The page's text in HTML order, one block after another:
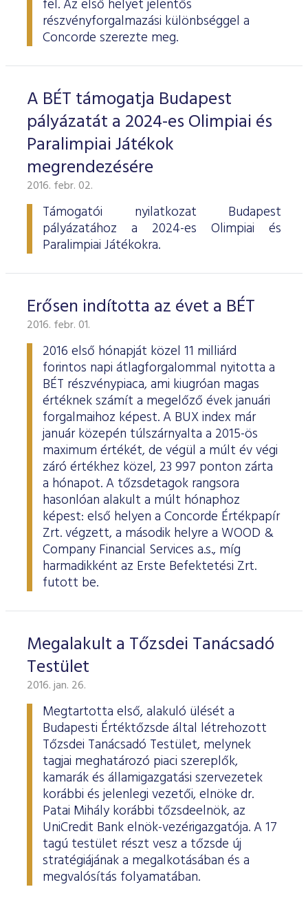
ESG Útmutató
fel. Az első helyet jelentős
részvényforgalmazási különbséggel a
Concorde szerezte meg.
A BÉT támogatja Budapest
pályázatát a 2024-es Olimpiai és
Paralimpiai Játékok
megrendezésére
2016. febr. 02.
Támogatói nyilatkozat Budapest
pályázatához a 2024-es Olimpiai és
Paralimpiai Játékokra.
Erősen indította az évet a BÉT
2016. febr. 01.
2016 első hónapját közel 11 milliárd
forintos napi átlagforgalommal nyitotta a
BÉT részvénypiaca, ami kiugróan magas
értéknek számít a megelőző évek januári
forgalmaihoz képest. A BUX index már
január közepén túlszárnyalta a 2015-ös
maximum értékét, de végül a múlt év végi
záró értékhez közel, 23 997 ponton zárta
a hónapot. A tőzsdetagok rangsora
hasonlóan alakult a múlt hónaphoz
képest: első helyen a Concorde Értékpapír
Zrt. végzett, a második helyre a WOOD &
Company Financial Services a.s., míg
harmadikként az Erste Befektetési Zrt.
futott be.
Megalakult a Tőzsdei Tanácsadó
Testület
2016. jan. 26.
Megtartotta első, alakuló ülését a
Budapesti Értéktőzsde által létrehozott
Tőzsdei Tanácsadó Testület, melynek
tagjai meghatározó piaci szereplők,
kamarák és államigazgatási szervezetek
korábbi és jelenlegi vezetői, elnöke dr.
Patai Mihály korábbi tőzsdeelnök, az
UniCredit Bank elnök-vezérigazgatója. A 17
tagú testület részt vesz a tőzsde új
stratégiájának a megalkotásában és a
megvalósítás folyamatában.